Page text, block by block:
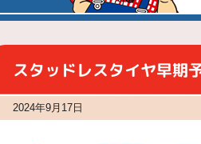
スタッドレスタイヤ早期
2024年9月17日